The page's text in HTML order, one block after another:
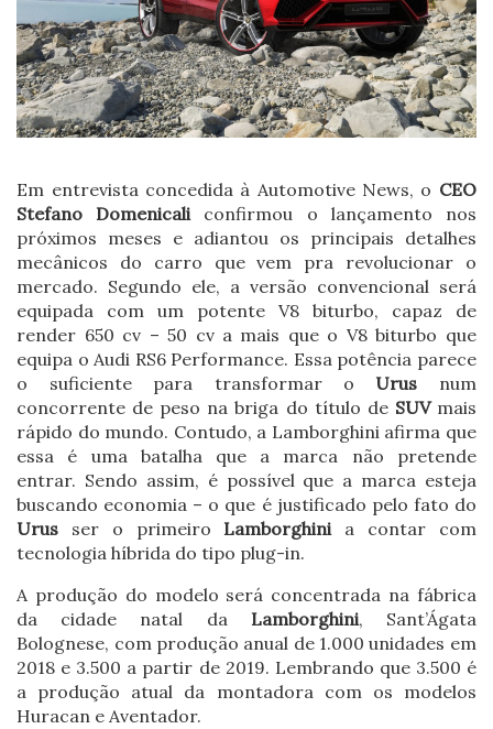
Em entrevista concedida à Automotive News, o CEO
Stefano Domenicaliconfirmou o lançamento nos
próximos meses e adiantou os principais detalhes
mecânicos do carro que vem pra revolucionar o
mercado. Segundo ele, a versão convencional será
equipada com um potente V8 biturbo, capaz de
render 650 cv – 50 cv a mais que o V8 biturbo que
equipa o Audi RS6 Performance. Essa potência parece
o suficiente para transformar o Urus num
concorrente de peso na briga do título de SUVmais
rápido do mundo. Contudo, a Lamborghini afirma que
essa é uma batalha que a marca não pretende
entrar. Sendo assim, é possível que a marca esteja
buscando economia – o que é justificado pelo fato do
Urus ser o primeiro Lamborghinia contar com
tecnologia híbrida do tipo plug-in.
A produção do modelo será concentrada na fábrica
da cidade natal da Lamborghini, Sant’Ágata
Bolognese, com produção anual de 1.000 unidades em
2018 e 3.500 a partir de 2019. Lembrando que 3.500 é
a produção atual da montadora com os modelos
Huracan e Aventador.